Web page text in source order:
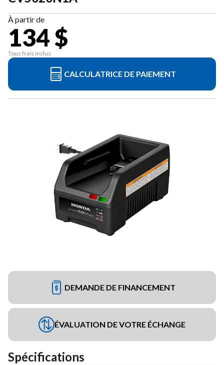
À partir de
134 $
Tous frais inclus
CALCULATRICE DE PAIEMENT
DEMANDE DE FINANCEMENT
ÉVALUATION DE VOTRE ÉCHANGE
Spécifications